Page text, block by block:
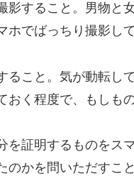
影すること。男物と
でばっちり撮影し
ること。気が動転し
く程度で、もしも
を証明するものをス
かを問いただすこと